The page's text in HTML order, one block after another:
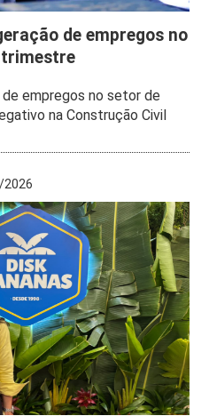
de empregos no
trimestre
empregos no setor de
na Construção Civil
2026